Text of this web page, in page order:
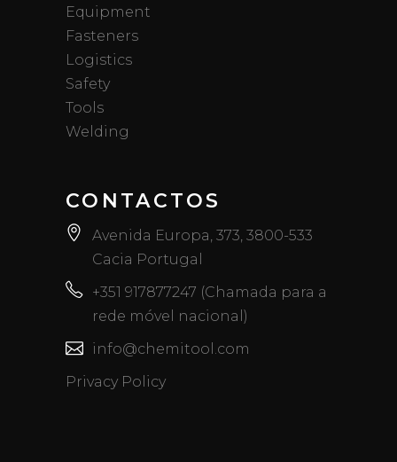
Equipment
Fasteners
Logistics
Safety
Tools
Welding
CONTACTOS
Avenida Europa, 373, 3800-533
Cacia Portugal
+351 917877247 (Chamada para a
rede móvel nacional)
info@chemitool.com
Privacy Policy